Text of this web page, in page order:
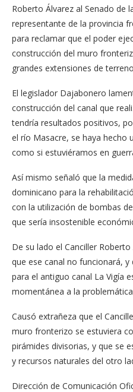
Roberto Álvarez al Senado de
representante de la provincia
para reclamar que el poder
construcción del muro
grandes extensiones de
El legislador Dajabonero
construcción del canal que
tendría resultados positivos,
el río Masacre, se haya hecho
como si estuviéramos en
Así mismo señaló que la
dominicano para la
con la utilización de bombas
que sería insostenible
De su lado el Canciller
que ese canal no funcionará,
para el antiguo canal La Vigía
momentánea a la
Causó extrañeza que el
muro fronterizo se estuviera
pirámides divisorias, y que se
y recursos naturales del otro
Dirección de Comunicación